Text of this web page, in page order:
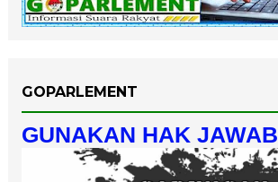
GOPARLEMENT
GUNAKAN HAK JAWAB